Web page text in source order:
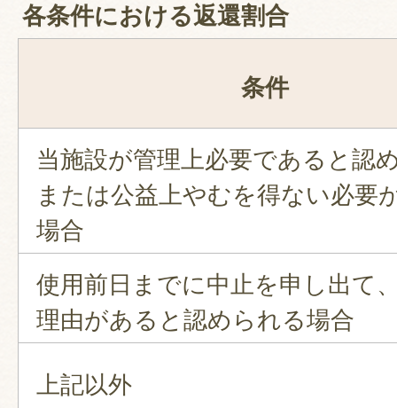
各条件における返還割合
条件
当施設が管理上必要であると認
または公益上やむを得ない必要
場合
使用前日までに中止を申し出て
理由があると認められる場合
上記以外